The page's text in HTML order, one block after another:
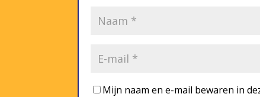
Mijn naam en e-mail bewaren in